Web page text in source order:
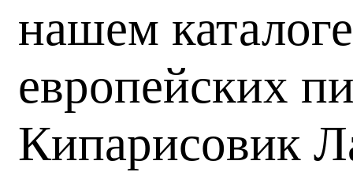
нашем
европейских
Кипарисовик